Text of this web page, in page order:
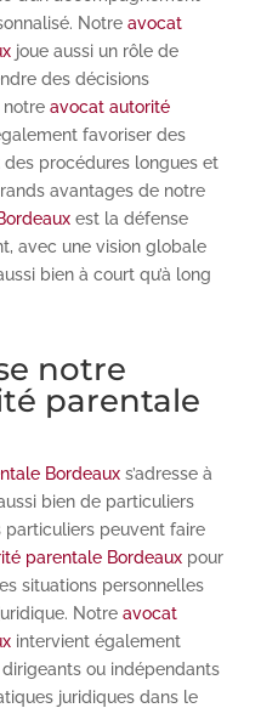
Notre avocat
joue aussi un rôle de
des décisions
notre avocat autorité
favoriser des
procédures longues et
avantages de notre
est la défense
avec une vision globale
bien à court qu’à long
notre
parentale
Bordeauxs’adresse à
bien de particuliers
particuliers peuvent faire
parentale Bordeauxpour
situations personnelles
Notre avocat
intervient également
ou indépendants
juridiques dans le